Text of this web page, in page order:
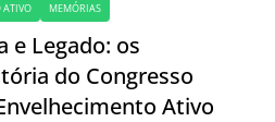
ATIVO MEMÓRIAS
e Legado: os
do Congresso
Ativo